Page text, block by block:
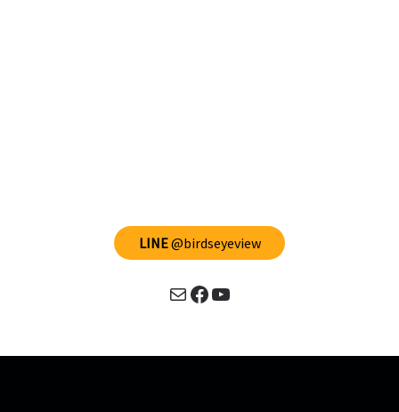
LINE@birdseyeview
MailFacebook
YouTube